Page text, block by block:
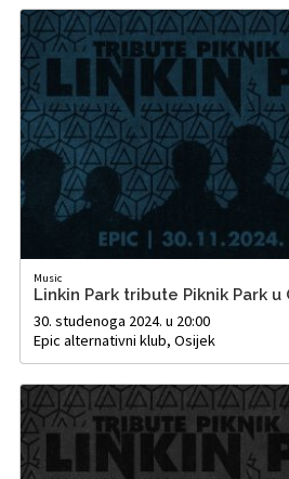
Music
Linkin Park tribute Piknik Park u
30. studenoga 2024. u 20:00
Epic alternativni klub, Osijek